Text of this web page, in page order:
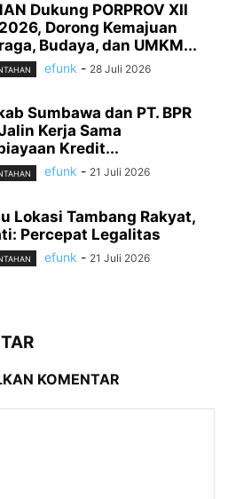
Dukung PORPROV XII
Dorong Kemajuan
Budaya, dan UMKM...
efunk - 28 Juli 2026
Sumbawa dan PT. BPR
Kerja Sama
Kredit...
efunk - 21 Juli 2026
Lokasi Tambang Rakyat,
Percepat Legalitas
efunk - 21 Juli 2026
KOMENTAR